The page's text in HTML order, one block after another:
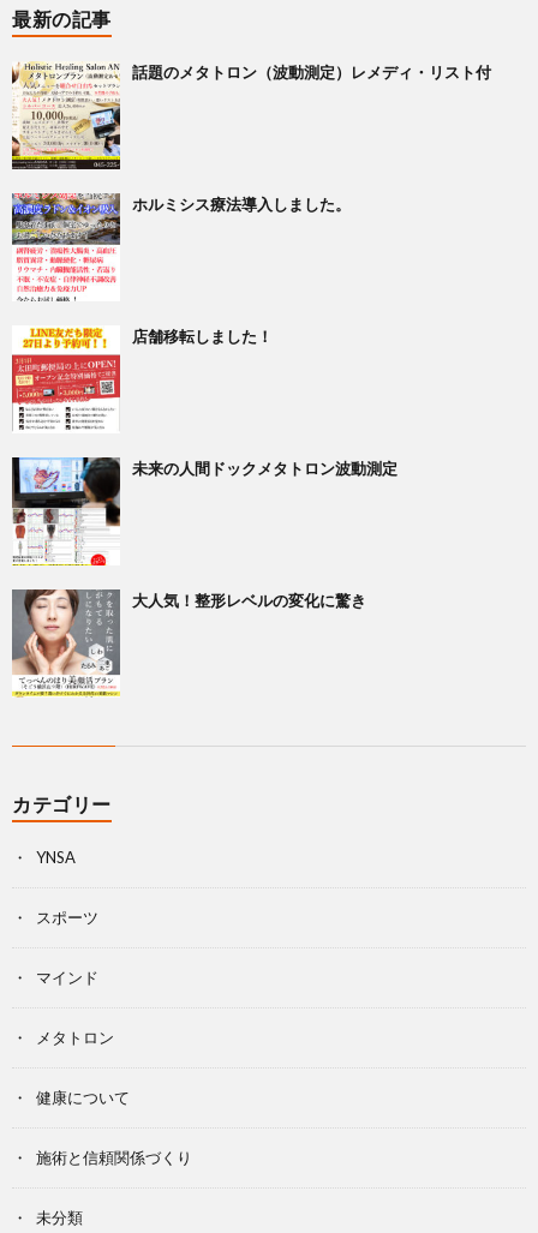
最新の記事
話題のメタトロン（波動測定）レメディ・リスト付
ホルミシス療法導入しました。
店舗移転しました！
未来の人間ドックメタトロン波動測定
大人気！整形レベルの変化に驚き
カテゴリー
YNSA
スポーツ
マインド
メタトロン
健康について
施術と信頼関係づくり
未分類